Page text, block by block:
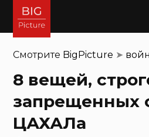
Смотрите BigPicture ➤
8 вещей,
запрещенных
ЦАХАЛа